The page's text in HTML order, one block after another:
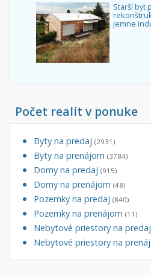
Starší byt
jemne
Počet realít v ponuke
Byty na predaj (2931)
Byty na prenájom (3784)
Domy na predaj (915)
Domy na prenájom (48)
Pozemky na predaj (840)
Pozemky na prenájom (11)
Nebytové priestory na predaj
Nebytové priestory na